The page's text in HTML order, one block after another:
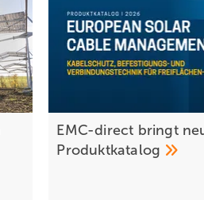
EMC-direct bringt
Produktkatalog